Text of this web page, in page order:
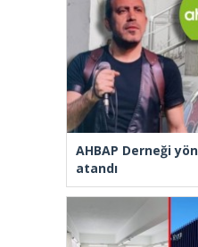
AHBAP Derneği
atandı